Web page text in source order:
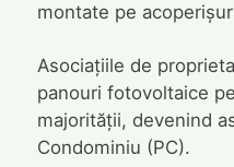
montate pe
Asociațiile de
panouri fotovoltaice
majorității, devenind
Condominiu (PC).